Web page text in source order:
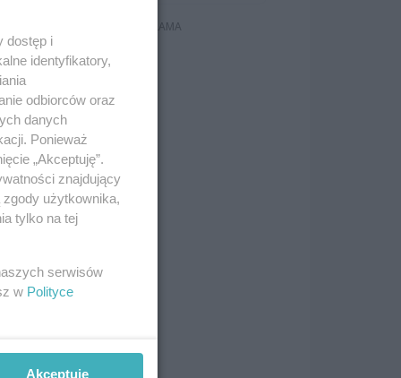
dostęp i
identyfikatory,
odbiorców oraz
danych
Ponieważ
„Akceptuję”.
znajdujący
użytkownika,
tylko na tej
serwisów
w Polityce
Akceptuję